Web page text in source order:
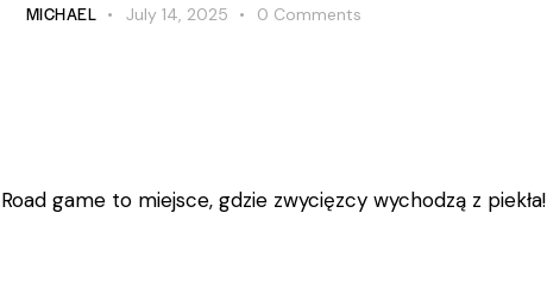
MICHAEL July 14, 2025 0 Comments
game to miejsce, gdzie zwycięzcy wychodzą z piekła!